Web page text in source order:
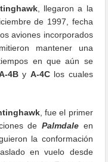
, llegaron a la
de 1997, fecha
aviones incorporados
mantener una
en que aún se
4By A-4Clos cuales
, fue el primer
de Palmdale en
la conformación
en vuelo desde